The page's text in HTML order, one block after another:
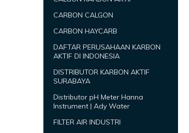
CARBON CALGON
CARBON HAYCARB
DAFTAR PERUSAHAAN KARBON
AKTIF DI INDONESIA
DISTRIBUTOR KARBON AKTIF
SURABAYA
Distributor pH Meter Hanna
Instrument | Ady Water
FILTER AIR INDUSTRI